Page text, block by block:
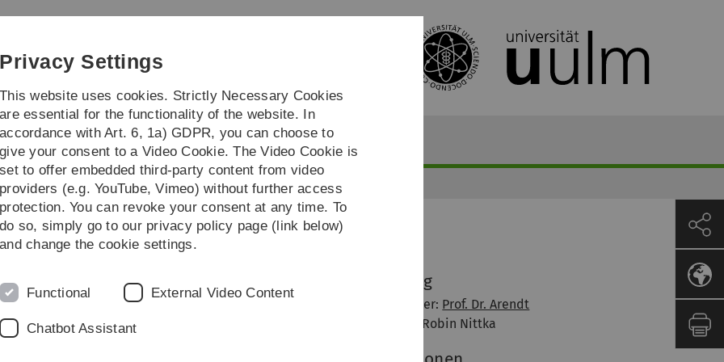
Skip
Skip
Skip
Skip
Faculty
Sommersemester 09
14 Uhr in O28/2002 stattfinden:
Betreuung
Veranstalter: Prof. Dr. Arendt
Assistent: Robin Nittka
Privacy Settings
This website uses cookies. Strictly Necessary Cookies
are essential for the functionality of the website. In
accordance with Art. 6, 1a) GDPR, you can choose to
give your consent to a Video Cookie. The Video Cookie is
set to offer embedded third-party content from video
providers (e.g. YouTube, Vimeo) without further access
protection. You can revoke your consent at any time. To
do so, simply go to our privacy policy page (link below)
and change the cookie settings.
Functional External Video Content
Chatbot Assistant